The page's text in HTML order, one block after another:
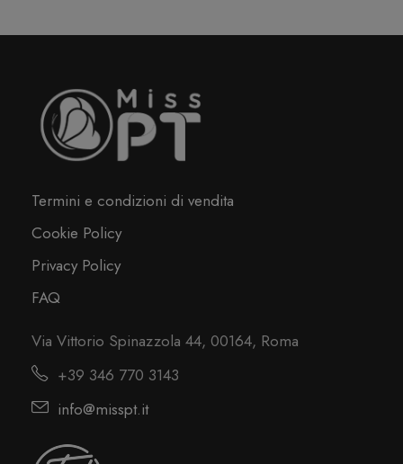
Termini e condizioni di vendita
Cookie Policy
Privacy Policy
FAQ
Via Vittorio Spinazzola 44, 00164, Roma
+39 346 770 3143
info@misspt.it